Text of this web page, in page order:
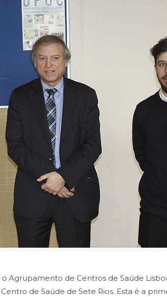
Agrupamento de Centros de Saúde
de Saúde de Sete Rios. Esta é a